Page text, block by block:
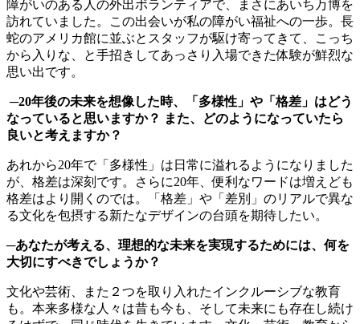
障がいのある人の外出ボランティアで、まさにあいち万博を
訪れていました。この出会いが私の障がい福祉への一歩。長
蛇のアメリカ館に並ぶとスタッフが駆け寄ってきて、こっち
から入りな、と手招きしてあっさり入場できた体験が鮮烈な
思い出です。
─20年後の未来を想像した時、「多様性」や「格差」はどう
なっていると思いますか？ また、どのようになっていたら
良いと考えますか？
あれから20年で「多様性」は日常に溢れるようになりました
が、格差は深刻です。さらに20年、便利なワードは増えども
格差はより開くのでは。「格差」や「差別」のリアルで異な
る文化を包摂する新たなデザインの台頭を期待したい。
─あなたが考える、理想的な未来を実現するためには、何を
大切にすべきでしょうか？
文化や芸術、また２つを取り入れたインクルーシブな教育
も。本来多様な人々は昔も今も、そして未来にも存在し続け